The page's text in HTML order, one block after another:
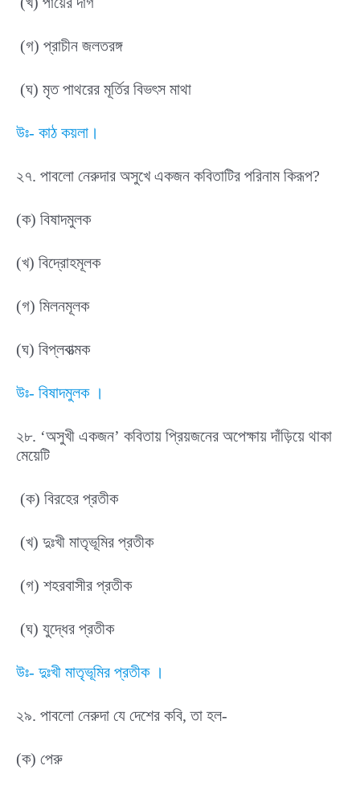
(গ) প্রাচীন জলতরঙ্গ
(ঘ) মৃত পাথরের মূর্তির বিভৎস মাথা
উঃ- কাঠ কয়লা।
২৭. পাবলো নেরুদার অসুখে একজন কবিতাটির পরিনাম কিরূপ?
(ক) বিষাদমুলক
(খ) বিদ্রোহমূলক
(গ) মিলনমূলক
(ঘ) বিপ্লবাত্মক
উঃ- বিষাদমুলক ।
২৮. ‘অসুখী একজন’ কবিতায় প্রিয়জনের অপেক্ষায় দাঁড়িয়ে থাকা
মেয়েটি
(ক) বিরহের প্রতীক
(খ) দুঃখী মাতৃভূমির প্রতীক
(গ) শহরবাসীর প্রতীক
(ঘ) যুদ্ধের প্রতীক
উঃ- দুঃখী মাতৃভূমির প্রতীক ।
২৯. পাবলো নেরুদা যে দেশের কবি, তা হল-
(ক) পেরু